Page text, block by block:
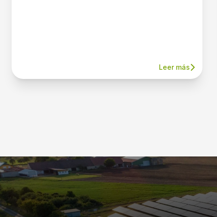
Leer más